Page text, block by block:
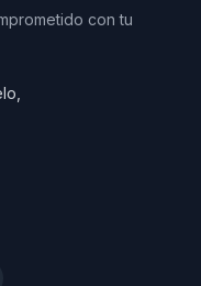
con tu